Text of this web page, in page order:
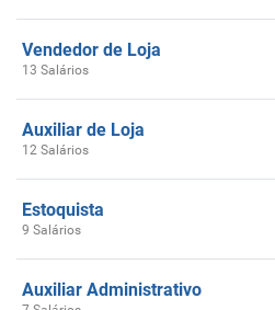
Vendedor de Loja
13 Salários
Auxiliar de Loja
12 Salários
Estoquista
9 Salários
Auxiliar Administrativo